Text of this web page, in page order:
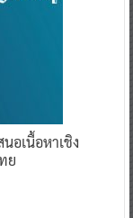
อเนื้อหาเชิง
ย